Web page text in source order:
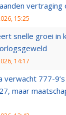
vertraging
15:25
snelle groei in
14:17
verwacht 777-
maar